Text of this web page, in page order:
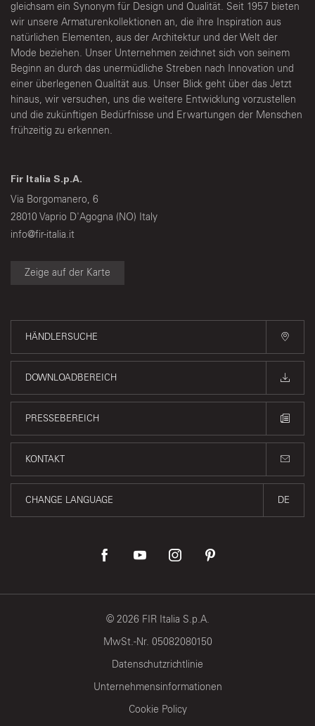
gleichsam ein Synonym für Design und Qualität. Seit 1957 bieten
wir unsere Armaturenkollektionen an, die ihre Inspiration aus
natürlichen Elementen, aus der Architektur und der Welt der
Mode beziehen. Unser Unternehmen zeichnet sich von seinem
Beginn an durch das unermüdliche Streben nach Innovation und
einer überlegenen Qualität aus. Unser Blick geht über das Jetzt
hinaus, wir versuchen, uns die weitere Entwicklung vorzustellen
und die zukünftigen Bedürfnisse und Erwartungen der Menschen
frühzeitig zu erkennen.
Fir Italia S.p.A.
Via Borgomanero, 6
28010 Vaprio D'Agogna (NO) Italy
info@fir-italia.it
Zeige auf der Karte
HÄNDLERSUCHE
DOWNLOADBEREICH
PRESSEBEREICH
KONTAKT
CHANGE LANGUAGE DE
© 2026 FIR Italia S.p.A.
MwSt.-Nr. 05082080150
Datenschutzrichtlinie
Unternehmensinformationen
Cookie Policy